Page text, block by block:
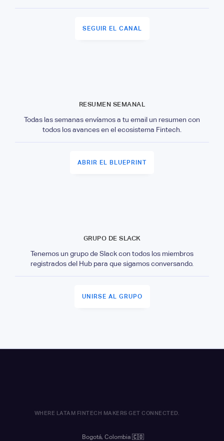
SEGUIR EL CANAL
RESUMEN SEMANAL
Todas las semanas envíamos a tu email un resumen con
todos los avances en el ecosistema Fintech.
ABRIR EL BLUEPRINT
GRUPO DE SLACK
Tenemos un grupo de Slack con todos los miembros
registrados del Hub para que sigamos conversando.
UNIRSE AL GRUPO
WHERE LATAM FINTECH MAKERS GET CONNECTED.
Bogotá, Colombia 🇨🇴